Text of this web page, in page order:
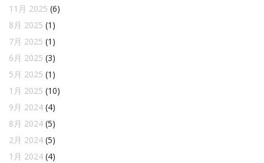
11月 2025 (6)
8月 2025 (1)
7月 2025 (1)
6月 2025 (3)
5月 2025 (1)
1月 2025 (10)
9月 2024 (4)
8月 2024 (5)
2月 2024 (5)
1月 2024 (4)